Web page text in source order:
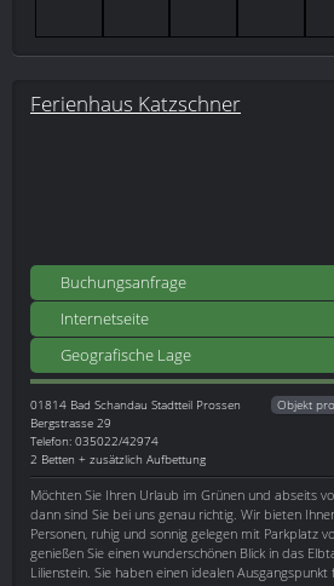
Ferienhaus Katzschner
Buchungsanfrage
Internetseite
Geografische Lage
01814 Bad Schandau Stadtteil Prossen
Bergstrasse 29
Telefon: 035022/42974
2 Betten + zusätzlich Aufbettung
Objekt
Möchten Sie Ihren Urlaub im Grünen und abseits
dann sind Sie bei uns genau richtig. Wir bieten
Personen, ruhig und sonnig gelegen mit Parkplatz
genießen Sie einen wunderschönen Blick in das
Lilienstein. Sie haben einen idealen